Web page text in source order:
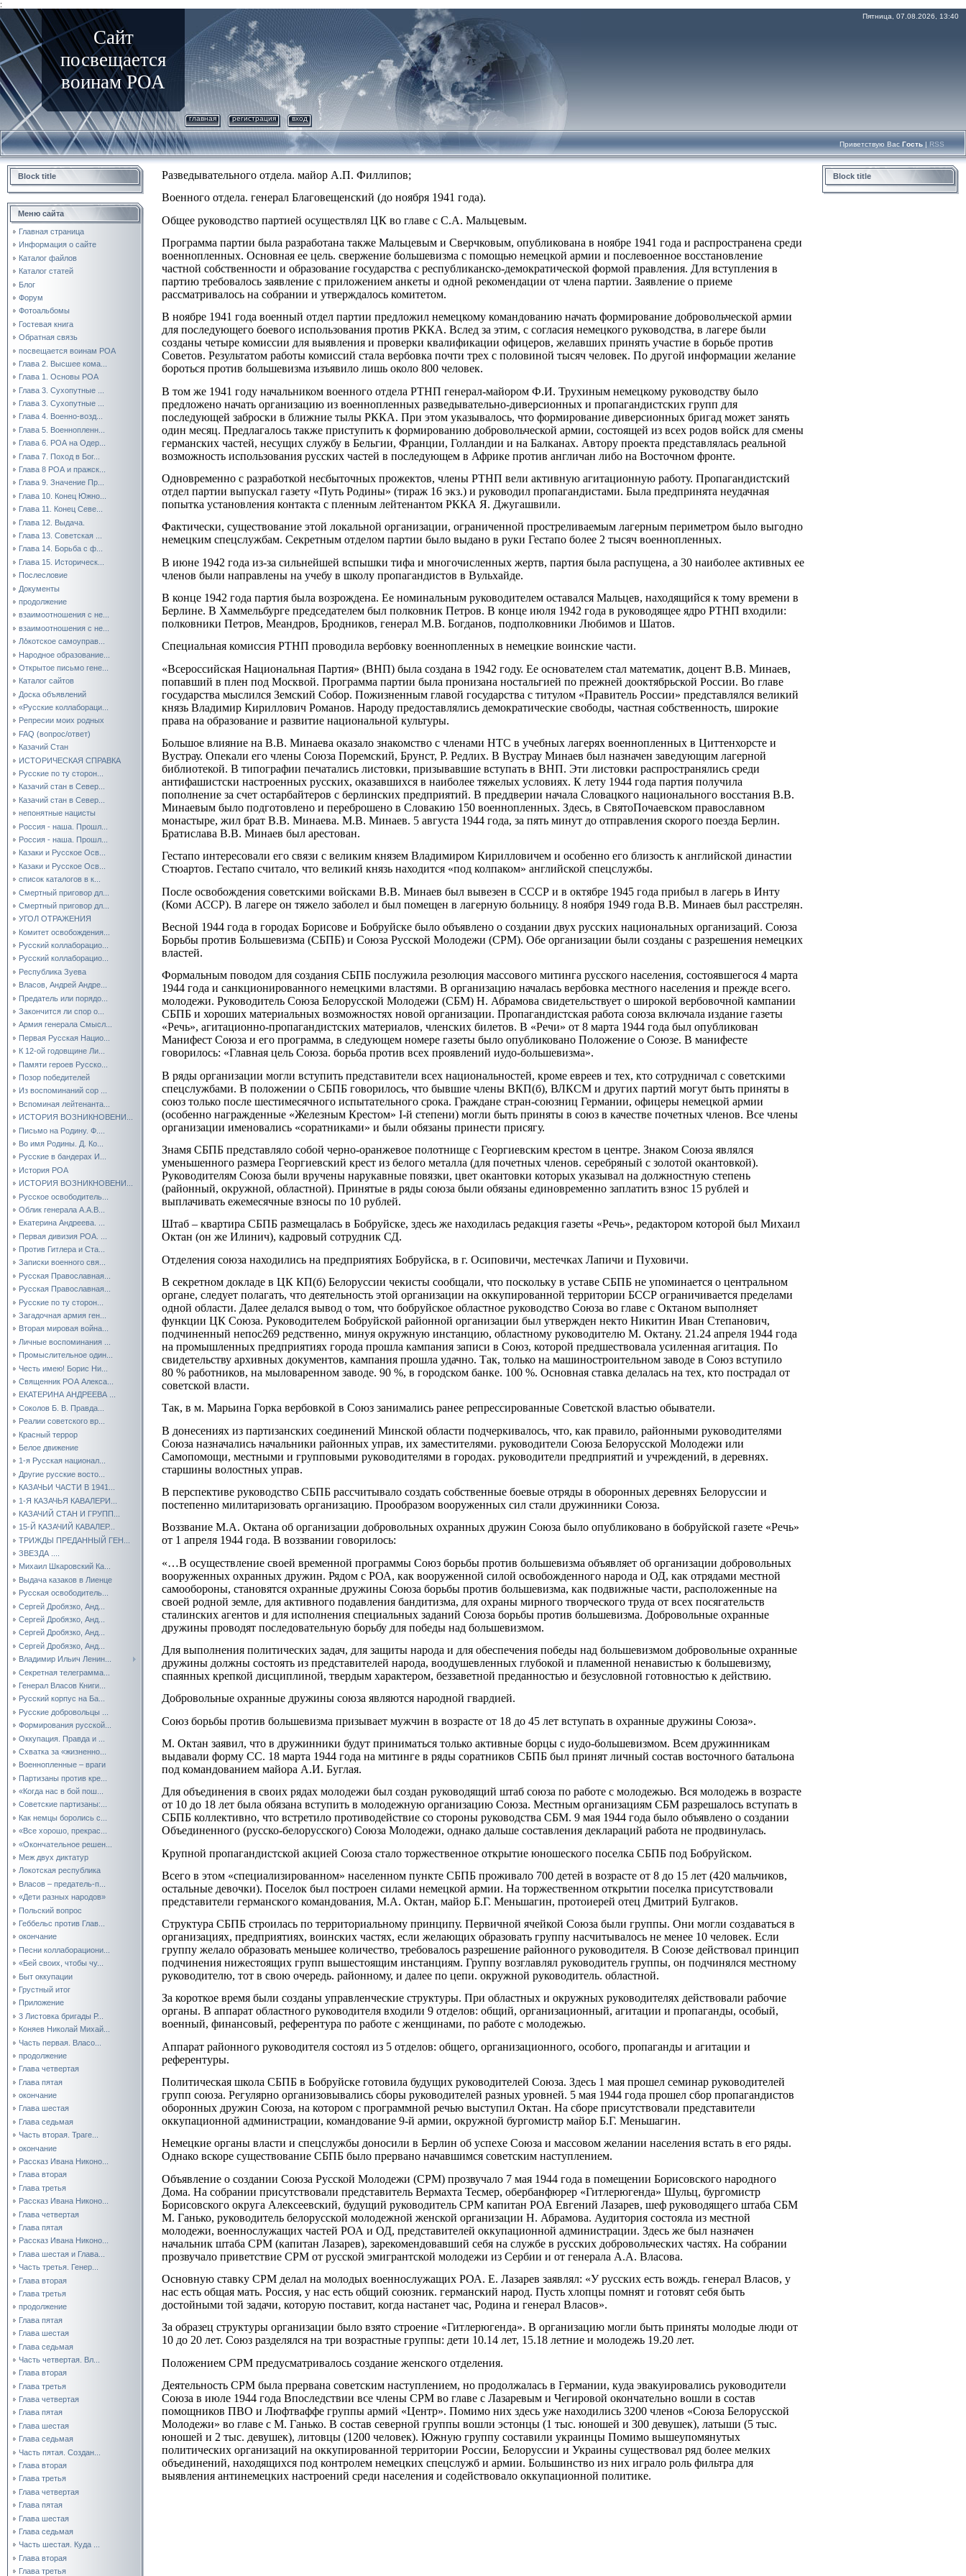
:
Сайт
посвещается
воинам РОА
Пятница, 07.08.2026, 13:40
главная регистрация вход
Приветствую Вас Гость | RSS
Block title
Меню сайта
Главная страница
Информация о сайте
Каталог файлов
Каталог статей
Блог
Форум
Фотоальбомы
Гостевая книга
Обратная связь
посвещается воинам РОА
Глава 2. Высшее кома...
Глава 1. Основы РОА
Глава 3. Сухопутные ...
Глава 3. Сухопутные ...
Глава 4. Военно-возд...
Глава 5. Военнопленн...
Глава 6. РОА на Одер...
Глава 7. Поход в Бог...
Глава 8 РОА и пражск...
Глава 9. Значение Пр...
Глава 10. Конец Южно...
Глава 11. Конец Севе...
Глава 12. Выдача.
Глава 13. Советская ...
Глава 14. Борьба с ф...
Глава 15. Историческ...
Послесловие
Документы
продолжение
взаимоотношения с не...
взаимоотношения с не...
Ло́котское самоуправ...
Народное образование...
Открытое письмо гене...
Каталог сайтов
Доска объявлений
«Русские коллабораци...
Репресии моих родных
FAQ (вопрос/ответ)
Казачий Стан
ИСТОРИЧЕСКАЯ СПРАВКА
Русские по ту сторон...
Казачий стан в Север...
Казачий стан в Север...
непонятные нацисты
Россия - наша. Прошл...
Россия - наша. Прошл...
Казаки и Русское Осв...
Казаки и Русское Осв...
список каталогов в к...
Смертный приговор дл...
Смертный приговор дл...
УГОЛ ОТРАЖЕНИЯ
Комитет освобождения...
Русский коллаборацио...
Русский коллаборацио...
Республика Зуева
Власов, Андрей Андре...
Предатель или порядо...
Закончится ли спор о...
Армия генерала Смысл...
Первая Русская Нацио...
К 12-ой годовщине Ли...
Памяти героев Русско...
Позор победителей
Из воспоминаний сор ...
Вспоминая лейтенанта...
ИСТОРИЯ ВОЗНИКНОВЕНИ...
Письмо на Родину. Ф....
Во имя Родины. Д. Ко...
Русские в бандерах И...
История РОА
ИСТОРИЯ ВОЗНИКНОВЕНИ...
Русское освободитель...
Облик генерала А.А.В...
Екатерина Андреева. ...
Первая дивизия РОА. ...
Против Гитлера и Ста...
Записки военного свя...
Русская Православная...
Русская Православная...
Русские по ту сторон...
Загадочная армия ген...
Вторая мировая война...
Личные воспоминания ...
Промыслительное один...
Честь имею! Борис Ни...
Священник РОА Алекса...
ЕКАТЕРИНА АНДРЕЕВА ...
Соколов Б. В. Правда...
Реалии советского вр...
Красный террор
Белое движение
1-я Русская национал...
Другие русские восто...
КАЗАЧЬИ ЧАСТИ В 1941...
1-Я КАЗАЧЬЯ КАВАЛЕРИ...
КАЗАЧИЙ СТАН И ГРУПП...
15-Й КАЗАЧИЙ КАВАЛЕР...
ТРИЖДЫ ПРЕДАННЫЙ ГЕН...
ЗВЕЗДА ....
Михаил Шкаровский Ка...
Выдача казаков в Лиенце
Русская освободитель...
Сергей Дробязко, Анд...
Сергей Дробязко, Анд...
Сергей Дробязко, Анд...
Сергей Дробязко, Анд...
Владимир Ильич Ленин...
Секретная телеграмма...
Генерал Власов Книги...
Русский корпус на Ба...
Русские добровольцы ...
Формирования русской...
Оккупация. Правда и ...
Схватка за «жизненно...
Военнопленные – враги
Партизаны против кре...
«Когда нас в бой пош...
Советские партизаны:...
Как немцы боролись с...
«Все хорошо, прекрас...
«Окончательное решен...
Меж двух диктатур
Локотская республика
Власов – предатель-п...
«Дети разных народов»
Польский вопрос
Геббельс против Глав...
окончание
Песни коллаборациони...
«Бей своих, чтобы чу...
Быт оккупации
Грустный итог
Приложение
3 Листовка бригады Р...
Коняев Николай Михай...
Часть первая. Власо...
продолжение
Глава четвертая
Глава пятая
окончание
Глава шестая
Глава седьмая
Часть вторая. Траге...
окончание
Рассказ Ивана Никоно...
Глава вторая
Глава третья
Рассказ Ивана Никоно...
Глава четвертая
Глава пятая
Рассказ Ивана Никоно...
Глава шестая и Глава...
Часть третья. Генер...
Глава вторая
Глава третья
продолжение
Глава пятая
Глава шестая
Глава седьмая
Часть четвертая. Вл...
Глава вторая
Глава третья
Глава четвертая
Глава пятая
Глава шестая
Глава седьмая
Часть пятая. Создан...
Глава вторая
Глава третья
Глава четвертая
Глава пятая
Глава шестая
Глава седьмая
Часть шестая. Куда ...
Глава вторая
Глава третья
Разведывательного отдела. майор А.П. Филлипов;
Военного отдела. генерал Благовещенский (до ноября 1941 года).
Общее руководство партией осуществлял ЦК во главе с С.А. Мальцевым.
Программа партии была разработана также Мальцевым и Сверчковым, опубликована в ноябре 1941 года и распространена среди
военнопленных. Основная ее цель. свержение большевизма с помощью немецкой армии и послевоенное восстановление
частной собственности и образование государства с республиканско-демократической формой правления. Для вступления в
партию требовалось заявление с приложением анкеты и одной рекомендации от члена партии. Заявление о приеме
рассматривалось на собрании и утверждалось комитетом.
В ноябре 1941 года военный отдел партии предложил немецкому командованию начать формирование добровольческой армии
для последующего боевого использования против РККА. Вслед за этим, с согласия немецкого руководства, в лагере были
созданы четыре комиссии для выявления и проверки квалификации офицеров, желавших принять участие в борьбе против
Советов. Результатом работы комиссий стала вербовка почти трех с половиной тысяч человек. По другой информации желание
бороться против большевизма изъявило лишь около 800 человек.
В том же 1941 году начальником военного отдела РТНП генерал-майором Ф.И. Трухиным немецкому руководству было
предложено начать организацию из военнопленных разведывательно-диверсионных и пропагандистских групп для
последующей заброски в ближние тылы РККА. При этом указывалось, что формирование диверсионных бригад может занять
один месяц. Предлагалось также приступить к формированию добровольческой армии, состоящей из всех родов войск для смены
германских частей, несущих службу в Бельгии, Франции, Голландии и на Балканах. Автору проекта представлялась реальной
возможность использования русских частей в последующем в Африке против англичан либо на Восточном фронте.
Одновременно с разработкой несбыточных прожектов, члены РТНП вели активную агитационную работу. Пропагандистский
отдел партии выпускал газету «Путь Родины» (тираж 16 экз.) и руководил пропагандистами. Была предпринята неудачная
попытка установления контакта с пленным лейтенантом РККА Я. Джугашвили.
Фактически, существование этой локальной организации, ограниченной простреливаемым лагерным периметром было выгодно
немецким спецслужбам. Секретным отделом партии было выдано в руки Гестапо более 2 тысяч военнопленных.
В июне 1942 года из-за сильнейшей вспышки тифа и многочисленных жертв, партия была распущена, а 30 наиболее активных ее
членов были направлены на учебу в школу пропагандистов в Вульхайде.
В конце 1942 года партия была возрождена. Ее номинальным руководителем оставался Мальцев, находящийся к тому времени в
Берлине. В Хаммельбурге председателем был полковник Петров. В конце июля 1942 года в руководящее ядро РТНП входили:
полковники Петров, Меандров, Бродников, генерал М.В. Богданов, подполковники Любимов и Шатов.
Специальная комиссия РТНП проводила вербовку военнопленных в немецкие воинские части.
«Всероссийская Национальная Партия» (ВНП) была создана в 1942 году. Ее основателем стал математик, доцент В.В. Минаев,
попавший в плен под Москвой. Программа партии была пронизана ностальгией по прежней дооктябрьской России. Во главе
государства мыслился Земский Собор. Пожизненным главой государства с титулом «Правитель России» представлялся великий
князь Владимир Кириллович Романов. Народу предоставлялись демократические свободы, частная собственность, широкие
права на образование и развитие национальной культуры.
Большое влияние на В.В. Минаева оказало знакомство с членами НТС в учебных лагерях военнопленных в Циттенхорсте и
Вустрау. Опекали его члены Союза Поремский, Брунст, Р. Редлих. В Вустрау Минаев был назначен заведующим лагерной
библиотекой. В типографии печатались листовки, призывавшие вступать в ВНП. Эти листовки распространялись среди
антифашистски настроенных русских, оказавшихся в наиболее тяжелых условиях. К лету 1944 года партия получила
пополнение за счет остарбайтеров с берлинских предприятий. В преддверии начала Словацкого национального восстания В.В.
Минаевым было подготовлено и переброшено в Словакию 150 военнопленных. Здесь, в СвятоПочаевском православном
монастыре, жил брат В.В. Минаева. М.В. Минаев. 5 августа 1944 года, за пять минут до отправления скорого поезда Берлин.
Братислава В.В. Минаев был арестован.
Гестапо интересовали его связи с великим князем Владимиром Кирилловичем и особенно его близость к английской династии
Стюартов. Гестапо считало, что великий князь находится «под колпаком» английской спецслужбы.
После освобождения советскими войсками В.В. Минаев был вывезен в СССР и в октябре 1945 года прибыл в лагерь в Инту
(Коми АССР). В лагере он тяжело заболел и был помещен в лагерную больницу. 8 ноября 1949 года В.В. Минаев был расстрелян.
Весной 1944 года в городах Борисове и Бобруйске было объявлено о создании двух русских национальных организаций. Союза
Борьбы против Большевизма (СБПБ) и Союза Русской Молодежи (СРМ). Обе организации были созданы с разрешения немецких
властей.
Формальным поводом для создания СБПБ послужила резолюция массового митинга русского населения, состоявшегося 4 марта
1944 года и санкционированного немецкими властями. В организацию началась вербовка местного населения и прежде всего.
молодежи. Руководитель Союза Белорусской Молодежи (СБМ) Н. Абрамова свидетельствует о широкой вербовочной кампании
СБПБ и хороших материальных возможностях новой организации. Пропагандистская работа союза включала издание газеты
«Речь», агитационно-пропагандистских материалов, членских билетов. В «Речи» от 8 марта 1944 года был опубликован
Манифест Союза и его программа, в следующем номере газеты было опубликовано Положение о Союзе. В манифесте
говорилось: «Главная цель Союза. борьба против всех проявлений иудо-большевизма».
В ряды организации могли вступить представители всех национальностей, кроме евреев и тех, кто сотрудничал с советскими
спецслужбами. В положении о СБПБ говорилось, что бывшие члены ВКП(б), ВЛКСМ и других партий могут быть приняты в
союз только после шестимесячного испытательного срока. Граждане стран-союзниц Германии, офицеры немецкой армии
(особенно награжденные «Железным Крестом» I-й степени) могли быть приняты в союз в качестве почетных членов. Все члены
организации именовались «соратниками» и были обязаны принести присягу.
Знамя СБПБ представляло собой черно-оранжевое полотнище с Георгиевским крестом в центре. Знаком Союза являлся
уменьшенного размера Георгиевский крест из белого металла (для почетных членов. серебряный с золотой окантовкой).
Руководителям Союза были вручены нарукавные повязки, цвет окантовки которых указывал на должностную степень
(районный, окружной, областной). Принятые в ряды союза были обязаны единовременно заплатить взнос 15 рублей и
выплачивать ежемесячные взносы по 10 рублей.
Штаб – квартира СБПБ размещалась в Бобруйске, здесь же находилась редакция газеты «Речь», редактором которой был Михаил
Октан (он же Илинич), кадровый сотрудник СД.
Отделения союза находились на предприятиях Бобруйска, в г. Осиповичи, местечках Лапичи и Пуховичи.
В секретном докладе в ЦК КП(б) Белоруссии чекисты сообщали, что поскольку в уставе СБПБ не упоминается о центральном
органе, следует полагать, что деятельность этой организации на оккупированной территории БССР ограничивается пределами
одной области. Далее делался вывод о том, что бобруйское областное руководство Союза во главе с Октаном выполняет
функции ЦК Союза. Руководителем Бобруйской районной организации был утвержден некто Никитин Иван Степанович,
подчиненный непос269 редственно, минуя окружную инстанцию, областному руководителю М. Октану. 21.24 апреля 1944 года
на промышленных предприятиях города прошла кампания записи в Союз, которой предшествовала усиленная агитация. По
свидетельству архивных документов, кампания прошла удачно. Так, только на машиностроительном заводе в Союз вступило
80 % работников, на мыловаренном заводе. 90 %, в городском банке. 100 %. Основная ставка делалась на тех, кто пострадал от
советской власти.
Так, в м. Марьина Горка вербовкой в Союз занимались ранее репрессированные Советской властью обыватели.
В донесениях из партизанских соединений Минской области подчеркивалось, что, как правило, районными руководителями
Союза назначались начальники районных управ, их заместителями. руководители Союза Белорусской Молодежи или
Самопомощи, местными и групповыми руководителями в городах. руководители предприятий и учреждений, в деревнях.
старшины волостных управ.
В перспективе руководство СБПБ рассчитывало создать собственные боевые отряды в оборонных деревнях Белоруссии и
постепенно милитаризовать организацию. Прообразом вооруженных сил стали дружинники Союза.
Воззвание М.А. Октана об организации добровольных охранных дружин Союза было опубликовано в бобруйской газете «Речь»
от 1 апреля 1944 года. В воззвании говорилось:
«…В осуществление своей временной программы Союз борьбы против большевизма объявляет об организации добровольных
вооруженных охранных дружин. Рядом с РОА, как вооруженной силой освобожденного народа и ОД, как отрядами местной
самообороны, становятся охранные дружины Союза борьбы против большевизма, как подвижные части, расположенные на
своей родной земле, для активного подавления бандитизма, для охраны мирного творческого труда от всех посягательств
сталинских агентов и для исполнения специальных заданий Союза борьбы против большевизма. Добровольные охранные
дружины проводят последовательную борьбу для победы над большевизмом.
Для выполнения политических задач, для защиты народа и для обеспечения победы над большевизмом добровольные охранные
дружины должны состоять из представителей народа, воодушевленных глубокой и пламенной ненавистью к большевизму,
спаянных крепкой дисциплиной, твердым характером, беззаветной преданностью и безусловной готовностью к действию.
Добровольные охранные дружины союза являются народной гвардией.
Союз борьбы против большевизма призывает мужчин в возрасте от 18 до 45 лет вступать в охранные дружины Союза».
М. Октан заявил, что в дружинники будут приниматься только активные борцы с иудо-большевизмом. Всем дружинникам
выдавали форму СС. 18 марта 1944 года на митинге в ряды соратников СБПБ был принят личный состав восточного батальона
под командованием майора А.И. Буглая.
Для объединения в своих рядах молодежи был создан руководящий штаб союза по работе с молодежью. Вся молодежь в возрасте
от 10 до 18 лет была обязана вступить в молодежную организацию Союза. Местным организациям СБМ разрешалось вступать в
СБПБ коллективно, что встретило противодействие со стороны руководства СБМ. 9 мая 1944 года было объявлено о создании
Объединенного (русско-белорусского) Союза Молодежи, однако дальше составления деклараций работа не продвинулась.
Крупной пропагандистской акцией Союза стало торжественное открытие юношеского поселка СБПБ под Бобруйском.
Всего в этом «специализированном» населенном пункте СБПБ проживало 700 детей в возрасте от 8 до 15 лет (420 мальчиков,
остальные девочки). Поселок был построен силами немецкой армии. На торжественном открытии поселка присутствовали
представители германского командования, М.А. Октан, майор Б.Г. Меньшагин, протоиерей отец Дмитрий Булгаков.
Структура СБПБ строилась по территориальному принципу. Первичной ячейкой Союза были группы. Они могли создаваться в
организациях, предприятиях, воинских частях, если желающих образовать группу насчитывалось не менее 10 человек. Если
группу желало образовать меньшее количество, требовалось разрешение районного руководителя. В Союзе действовал принцип
подчинения нижестоящих групп вышестоящим инстанциям. Группу возглавлял руководитель группы, он подчинялся местному
руководителю, тот в свою очередь. районному, и далее по цепи. окружной руководитель. областной.
За короткое время были созданы управленческие структуры. При областных и окружных руководителях действовали рабочие
органы. В аппарат областного руководителя входили 9 отделов: общий, организационный, агитации и пропаганды, особый,
военный, финансовый, референтура по работе с женщинами, по работе с молодежью.
Аппарат районного руководителя состоял из 5 отделов: общего, организационного, особого, пропаганды и агитации и
референтуры.
Политическая школа СБПБ в Бобруйске готовила будущих руководителей Союза. Здесь 1 мая прошел семинар руководителей
групп союза. Регулярно организовывались сборы руководителей разных уровней. 5 мая 1944 года прошел сбор пропагандистов
оборонных дружин Союза, на котором с программной речью выступил Октан. На сборе присутствовали представители
оккупационной администрации, командование 9-й армии, окружной бургомистр майор Б.Г. Меньшагин.
Немецкие органы власти и спецслужбы доносили в Берлин об успехе Союза и массовом желании населения встать в его ряды.
Однако вскоре существование СБПБ было прервано начавшимся советским наступлением.
Объявление о создании Союза Русской Молодежи (СРМ) прозвучало 7 мая 1944 года в помещении Борисовского народного
Дома. На собрании присутствовали представитель Вермахта Тесмер, обербанфюрер «Гитлерюгенда» Шульц, бургомистр
Борисовского округа Алексеевский, будущий руководитель СРМ капитан РОА Евгений Лазарев, шеф руководящего штаба СБМ
М. Ганько, руководитель белорусской молодежной женской организации Н. Абрамова. Аудитория состояла из местной
молодежи, военнослужащих частей РОА и ОД, представителей оккупационной администрации. Здесь же был назначен
начальник штаба СРМ (капитан Лазарев), зарекомендовавший себя на службе в русских добровольческих частях. На собрании
прозвучало приветствие СРМ от русской эмигрантской молодежи из Сербии и от генерала А.А. Власова.
Основную ставку СРМ делал на молодых военнослужащих РОА. Е. Лазарев заявлял: «У русских есть вождь. генерал Власов, у
нас есть общая мать. Россия, у нас есть общий союзник. германский народ. Пусть хлопцы помнят и готовят себя быть
достойными той задачи, которую поставит, когда настанет час, Родина и генерал Власов».
За образец структуры организации было взято строение «Гитлерюгенда». В организацию могли быть приняты молодые люди от
10 до 20 лет. Союз разделялся на три возрастные группы: дети 10.14 лет, 15.18 летние и молодежь 19.20 лет.
Положением СРМ предусматривалось создание женского отделения.
Деятельность СРМ была прервана советским наступлением, но продолжалась в Германии, куда эвакуировались руководители
Союза в июле 1944 года Впоследствии все члены СРМ во главе с Лазаревым и Чегировой окончательно вошли в состав
помощников ПВО и Люфтваффе группы армий «Центр». Помимо них здесь уже находились 3200 членов «Союза Белорусской
Молодежи» во главе с М. Ганько. В состав северной группы вошли эстонцы (1 тыс. юношей и 300 девушек), латыши (5 тыс.
юношей и 2 тыс. девушек), литовцы (1200 человек). Южную группу составили украинцы Помимо вышеупомянутых
политических организаций на оккупированной территории России, Белоруссии и Украины существовал ряд более мелких
объединений, находящихся под контролем немецких спецслужб и армии. Большинство из них играло роль фильтра для
выявления антинемецких настроений среди населения и содействовало оккупационной политике.
Block title